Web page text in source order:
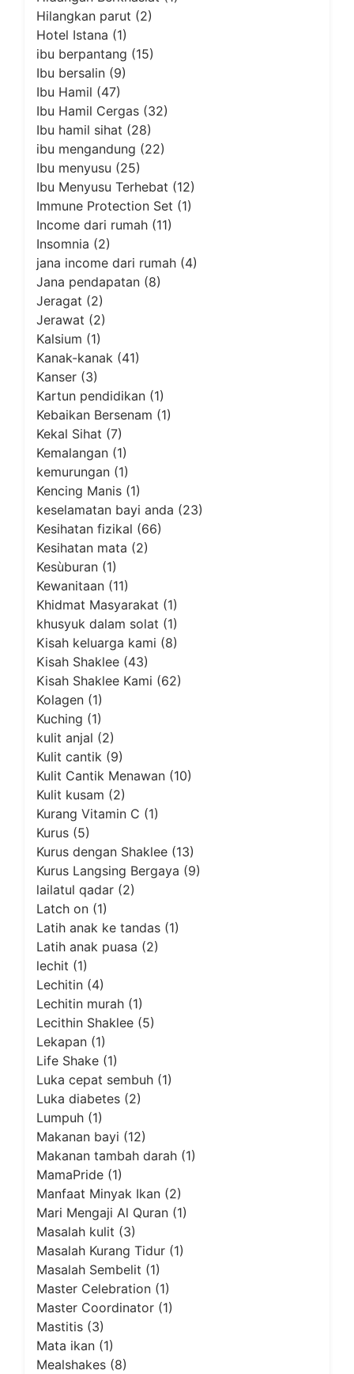
Hilangkan parut (2)
Hotel Istana (1)
ibu berpantang (15)
Ibu bersalin (9)
Ibu Hamil (47)
Ibu Hamil Cergas (32)
Ibu hamil sihat (28)
ibu mengandung (22)
Ibu menyusu (25)
Ibu Menyusu Terhebat (12)
Immune Protection Set (1)
Income dari rumah (11)
Insomnia (2)
jana income dari rumah (4)
Jana pendapatan (8)
Jeragat (2)
Jerawat (2)
Kalsium (1)
Kanak-kanak (41)
Kanser (3)
Kartun pendidikan (1)
Kebaikan Bersenam (1)
Kekal Sihat (7)
Kemalangan (1)
kemurungan (1)
Kencing Manis (1)
keselamatan bayi anda (23)
Kesihatan fizikal (66)
Kesihatan mata (2)
Kesùburan (1)
Kewanitaan (11)
Khidmat Masyarakat (1)
khusyuk dalam solat (1)
Kisah keluarga kami (8)
Kisah Shaklee (43)
Kisah Shaklee Kami (62)
Kolagen (1)
Kuching (1)
kulit anjal (2)
Kulit cantik (9)
Kulit Cantik Menawan (10)
Kulit kusam (2)
Kurang Vitamin C (1)
Kurus (5)
Kurus dengan Shaklee (13)
Kurus Langsing Bergaya (9)
lailatul qadar (2)
Latch on (1)
Latih anak ke tandas (1)
Latih anak puasa (2)
lechit (1)
Lechitin (4)
Lechitin murah (1)
Lecithin Shaklee (5)
Lekapan (1)
Life Shake (1)
Luka cepat sembuh (1)
Luka diabetes (2)
Lumpuh (1)
Makanan bayi (12)
Makanan tambah darah (1)
MamaPride (1)
Manfaat Minyak Ikan (2)
Mari Mengaji Al Quran (1)
Masalah kulit (3)
Masalah Kurang Tidur (1)
Masalah Sembelit (1)
Master Celebration (1)
Master Coordinator (1)
Mastitis (3)
Mata ikan (1)
Mealshakes (8)